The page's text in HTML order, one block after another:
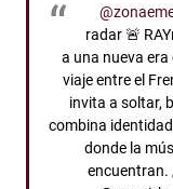
radar 🚨
a una nueva era
viaje entre el
invita a soltar,
combina
donde la
encuentran.